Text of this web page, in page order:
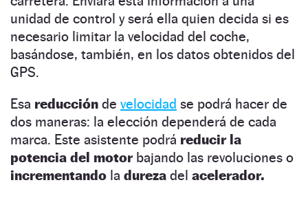
unidad de control y será ella quien decida si es
necesario limitar la velocidad del coche,
basándose, también, en los datos obtenidos del
GPS.
Esa reducción de velocidad se podrá hacer de
dos maneras: la elección dependerá de cada
marca. Este asistente podrá reducir la
potencia del motor bajando las revoluciones o
incrementando la dureza del acelerador.